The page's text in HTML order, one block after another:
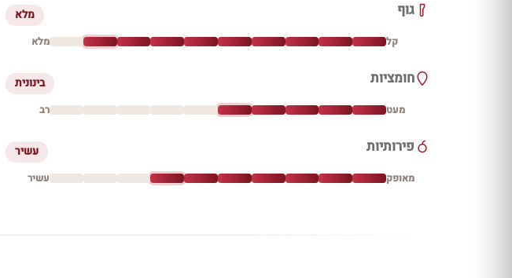
גוף מלא
קל מלא
חומציות בינונית
מעט רב
פירותיות עשיר
מאופק עשיר